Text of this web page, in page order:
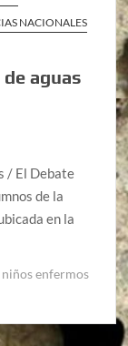
NACIONALES
aguas
/ El Debate
de la
en la
niños enfermos